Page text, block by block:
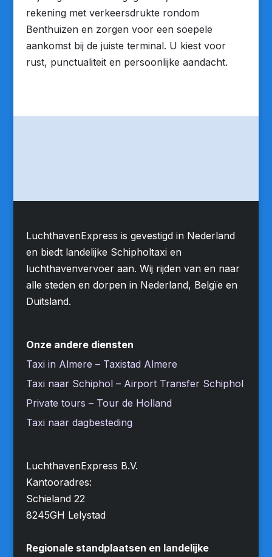
rekening met verkeersdrukte rondom
Benthuizen en zorgen voor een soepele
aankomst bij de juiste terminal. U kiest voor
rust, punctualiteit en persoonlijke aandacht.
LuchthavenExpress is gevestigd in Nederland
en biedt landelijke Schipholtaxi en
luchthavenvervoer aan. Wij rijden van en naar
alle steden en dorpen in Nederland, Belgïe en
Duitsland.
Onze andere diensten
Taxi in Almere – Taxistad Almere
Taxi naar Schiphol – Airport Transfer Schiphol
Private tours – Tour de Holland
Taxi naar dagbesteding
LuchthavenExpress B.V.
Kantooradres:
Schieland 22
8245GH Lelystad
Regionale standplaatsen en landelijke